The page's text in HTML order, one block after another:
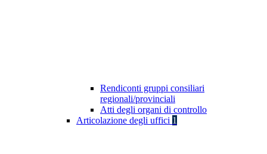
Rendiconti gruppi consiliari
regionali/provinciali
Atti degli organi di controllo
Articolazione degli uffici 1